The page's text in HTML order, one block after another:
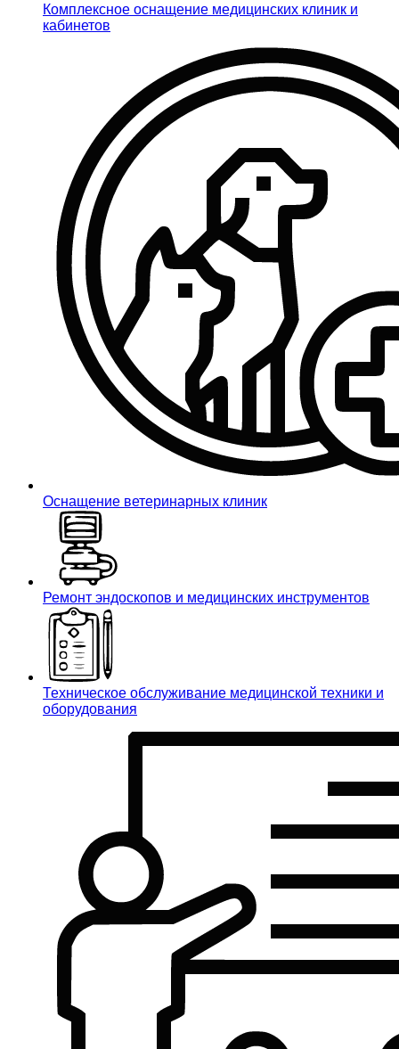
Комплексное оснащение медицинских клиник и
кабинетов
Оснащение ветеринарных клиник
Ремонт эндоскопов и медицинских инструментов
Техническое обслуживание медицинской техники и
оборудования